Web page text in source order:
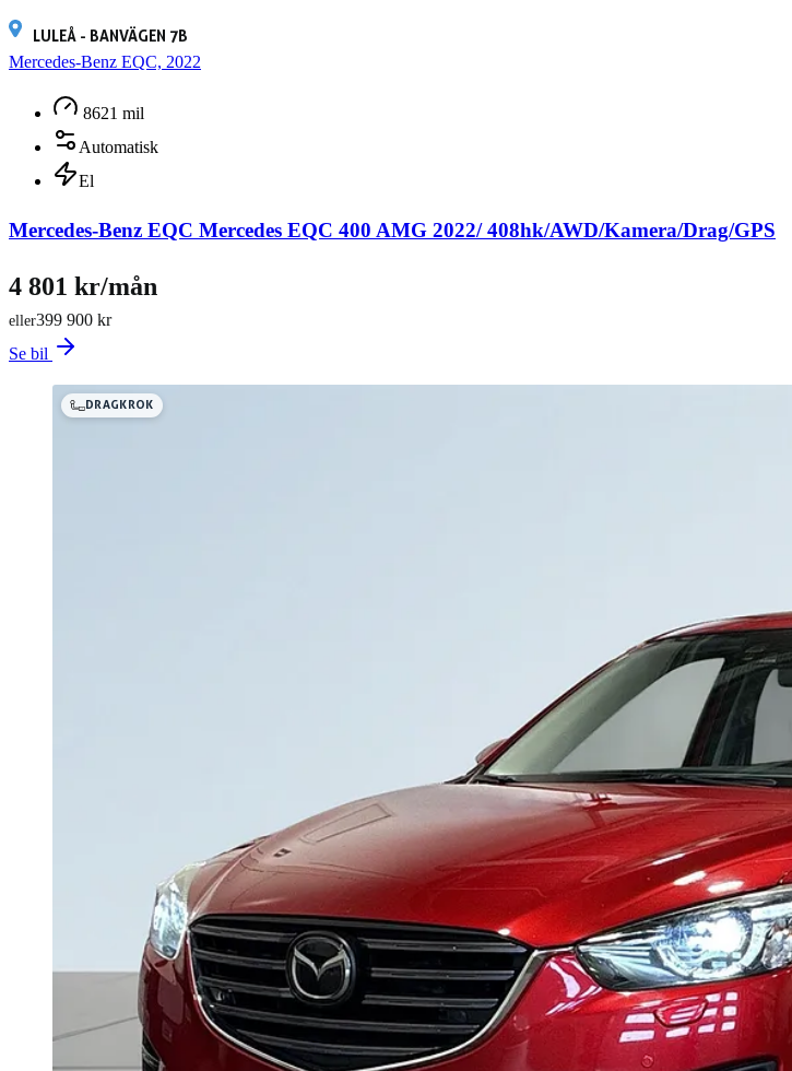
LULEÅ - BANVÄGEN 7B
Mercedes-Benz EQC, 2022
8621 mil
Automatisk
El
Mercedes-Benz EQC Mercedes EQC 400 AMG 2022/ 408hk/AWD/Kamera/Drag/GPS
399 900 kr
eller
4 801 kr/mån
Se bil
DRAGKROK